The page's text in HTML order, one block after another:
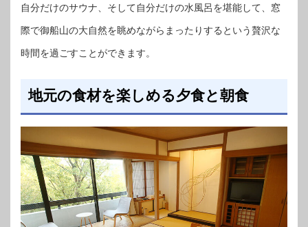
自分だけのサウナ、そして自分だけの水風呂を堪能して、窓
際で御船山の大自然を眺めながらまったりするという贅沢な
時間を過ごすことができます。
地元の食材を楽しめる夕食と朝食